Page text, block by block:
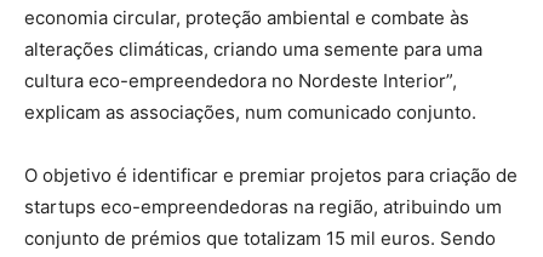
economia circular, proteção ambiental e combate às
alterações climáticas, criando uma semente para uma
cultura eco-empreendedora no Nordeste Interior”,
explicam as associações, num comunicado conjunto.
O objetivo é identificar e premiar projetos para criação de
startups eco-empreendedoras na região, atribuindo um
conjunto de prémios que totalizam 15 mil euros. Sendo